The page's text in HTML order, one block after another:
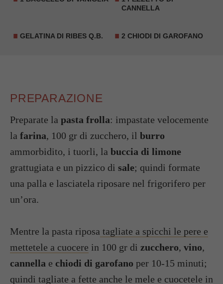
CANNELLA
GELATINA DI RIBES Q.B. 2 CHIODI DI GAROFANO
PREPARAZIONE
Preparate la pasta frolla: impastate velocemente
la farina, 100 gr di zucchero, il burro
ammorbidito, i tuorli, la buccia di limone
grattugiata e un pizzico di sale; quindi formate
una palla e lasciatela riposare nel frigorifero per
un’ora.
Mentre la pasta riposa tagliate a spicchi le pere e
mettetele a cuocere in 100 gr di zucchero, vino,
cannella e chiodi di garofano per 10-15 minuti;
quindi tagliate a fette anche le mele e cuocetele in